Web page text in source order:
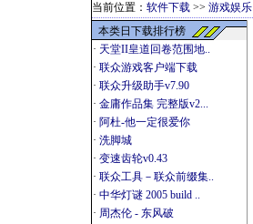
当前位置： 软件下载 >> 游戏娱乐
本类日下载排行榜
· 天堂II皇道回卷范围地..
· 联众游戏客户端下载
· 联众升级助手v7.90
· 金庸作品集 完整版v2...
· 阿杜-他一定很爱你
· 洗脚城
· 变速齿轮v0.43
· 联众工具－联众前缀集..
· 中华灯谜 2005 build ..
· 周杰伦 - 东风破